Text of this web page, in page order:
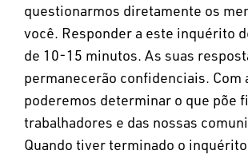
questionarmos diretamente os
você. Responder a este inquérito
de 10-15 minutos. As suas
permanecerão confidenciais. Com
poderemos determinar o que põe
trabalhadores e das nossas
Quando tiver terminado o